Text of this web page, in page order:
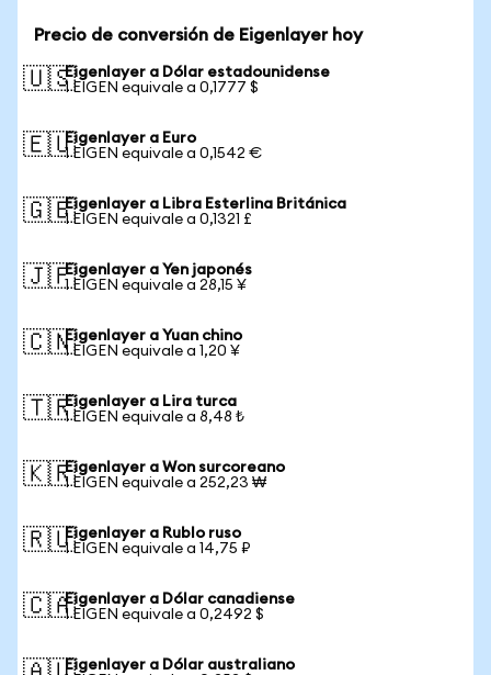
Precio de conversión de Eigenlayer hoy
🇺🇸Eigenlayer a Dólar estadounidense
1 EIGEN equivale a 0,1777 $
🇪🇺Eigenlayer a Euro
1 EIGEN equivale a 0,1542 €
🇬🇧Eigenlayer a Libra Esterlina Británica
1 EIGEN equivale a 0,1321 £
🇯🇵Eigenlayer a Yen japonés
1 EIGEN equivale a 28,15 ¥
🇨🇳Eigenlayer a Yuan chino
1 EIGEN equivale a 1,20 ¥
🇹🇷Eigenlayer a Lira turca
1 EIGEN equivale a 8,48 ₺
🇰🇷Eigenlayer a Won surcoreano
1 EIGEN equivale a 252,23 ₩
🇷🇺Eigenlayer a Rublo ruso
1 EIGEN equivale a 14,75 ₽
🇨🇦Eigenlayer a Dólar canadiense
1 EIGEN equivale a 0,2492 $
Eigenlayer a Dólar australiano